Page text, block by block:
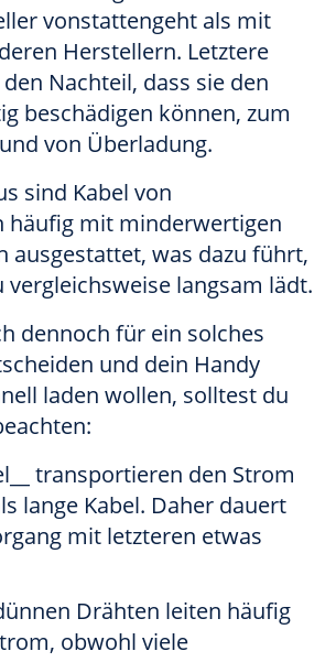
vonstattengeht als mit
Herstellern. Letztere
Nachteil, dass sie den
beschädigen können, zum
von Überladung.
sind Kabel von
häufig mit minderwertigen
ausgestattet, was dazu führt,
vergleichsweise langsam lädt.
dennoch für ein solches
und dein Handy
laden wollen, solltest du
transportieren den Strom
lange Kabel. Daher dauert
mit letzteren etwas
Drähten leiten häufig
obwohl viele